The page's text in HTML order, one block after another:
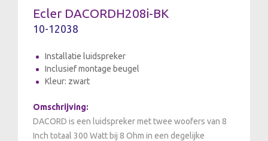
Ecler DACORDH208i-BK
10-12038
Installatie luidspreker
Inclusief montage beugel
Kleur: zwart
Omschrijving:
DACORD is een luidspreker met twee woofers van 8
Inch totaal 300 Watt bij 8 Ohm in een degelijke